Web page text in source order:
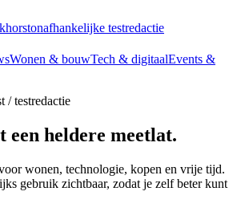
onafhankelijke testredactie
Wonen & bouwTech & digitaalEvents &
/ testredactie
een heldere meetlat.
wonen, technologie, kopen en vrije tijd.
gebruik zichtbaar, zodat je zelf beter kunt